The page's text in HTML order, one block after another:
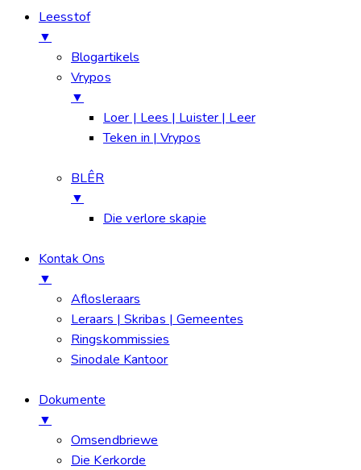
Leesstof
▼
Blogartikels
Vrypos
▼
Loer | Lees | Luister | Leer
Teken in | Vrypos
BLÊR
▼
Die verlore skapie
Kontak Ons
▼
Aflosleraars
Leraars | Skribas | Gemeentes
Ringskommissies
Sinodale Kantoor
Dokumente
▼
Omsendbriewe
Die Kerkorde